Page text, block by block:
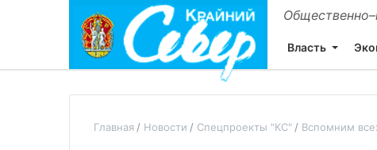
Власть
Главная Новости Спецпроекты "КС" Вспомним